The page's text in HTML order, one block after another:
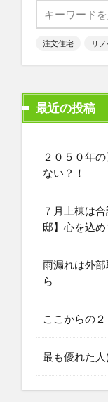
注文住宅 リ
最近の投稿
２０５０年
ない？！
７月上棟は
邸】心を込
雨漏れは外
ら
ここからの２
最も優れた